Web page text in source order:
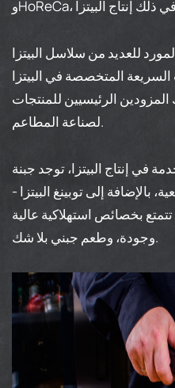
للعديد من سلاسل البيتزا
المتخصصة في البيتزا
المزودين الرئيسيين للمنتجات
لصناعة المطاعم.
في إنتاج البيتزا، توجد جبنة
بالإضافة إلى توبينغ البيتزا -
بخصائص استهلاكية عالية
وجودة، وطعم جبني بلا شك.